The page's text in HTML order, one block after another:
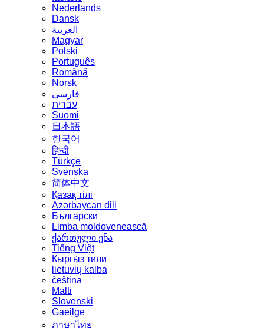
Nederlands
Dansk
العربية
Magyar
Polski
Português
Română
Norsk
فارسی
עברית
Suomi
日本語
한국어
हिन्दी
Türkçe
Svenska
简体中文
Қазақ тілі
Azərbaycan dili
Български
Limba moldovenească
ქართული ენა
Tiếng Việt
Кыргы́з тили
lietuvių kalba
čeština
Malti
Slovenski
Gaeilge
ภาษาไทย